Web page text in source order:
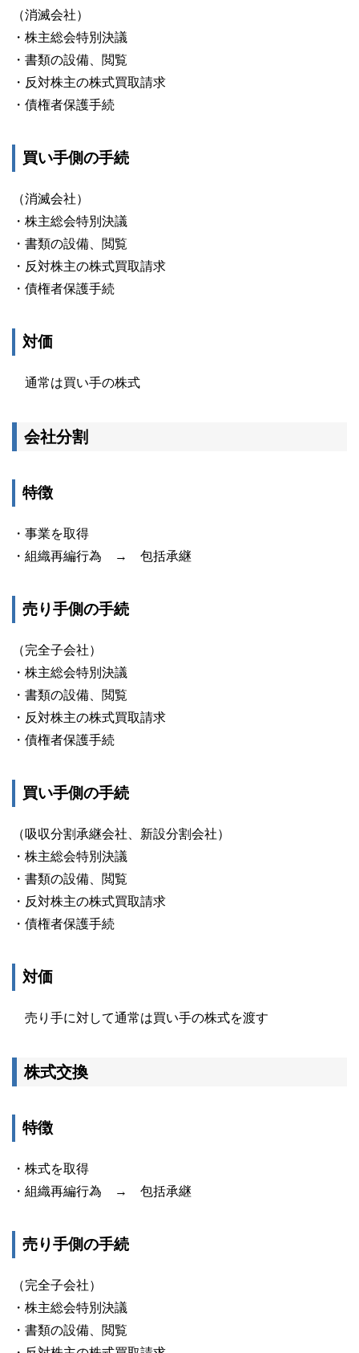
（消滅会社）
・株主総会特別決議
・書類の設備、閲覧
・反対株主の株式買取請求
・債権者保護手続
買い手側の手続
（消滅会社）
・株主総会特別決議
・書類の設備、閲覧
・反対株主の株式買取請求
・債権者保護手続
対価
通常は買い手の株式
会社分割
特徴
・事業を取得
・組織再編行為 → 包括承継
売り手側の手続
（完全子会社）
・株主総会特別決議
・書類の設備、閲覧
・反対株主の株式買取請求
・債権者保護手続
買い手側の手続
（吸収分割承継会社、新設分割会社）
・株主総会特別決議
・書類の設備、閲覧
・反対株主の株式買取請求
・債権者保護手続
対価
売り手に対して通常は買い手の株式を渡す
株式交換
特徴
・株式を取得
・組織再編行為 → 包括承継
売り手側の手続
（完全子会社）
・株主総会特別決議
・書類の設備、閲覧